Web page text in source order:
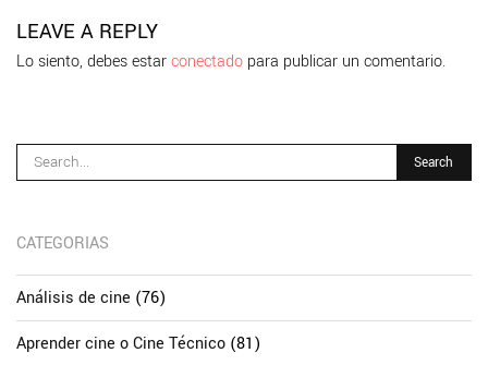
LEAVE A REPLY
Lo siento, debes estarconectado para publicar un comentario.
CATEGORIAS
Análisis de cine (76)
Aprender cine o Cine Técnico (81)